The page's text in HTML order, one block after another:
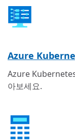
Azure
Azure
아보세요.